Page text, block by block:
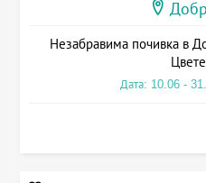
Незабравима почивка в
Дата: 10.06 -